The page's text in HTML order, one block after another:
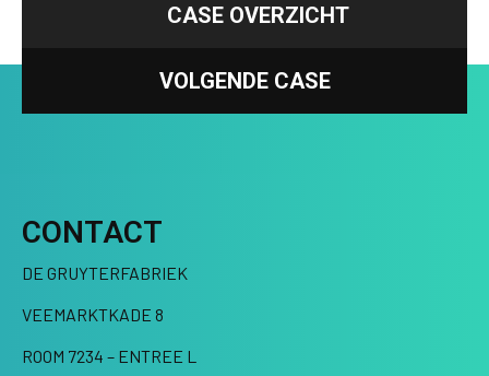
CASE OVERZICHT
VOLGENDE CASE
CONTACT
DE GRUYTERFABRIEK
VEEMARKTKADE 8
ROOM 7234 – ENTREE L